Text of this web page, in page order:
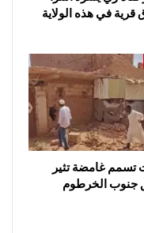
قرية في هذه الولاية
تسمم غامضة تثير
جنوب الخرطوم